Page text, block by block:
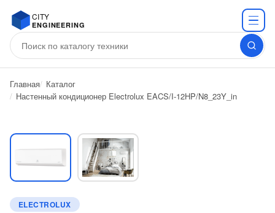
CITY
ENGINEERING
Главная Каталог
Настенный кондиционер Electrolux EACS/I-12HP/N8_23Y_in
ELECTROLUX